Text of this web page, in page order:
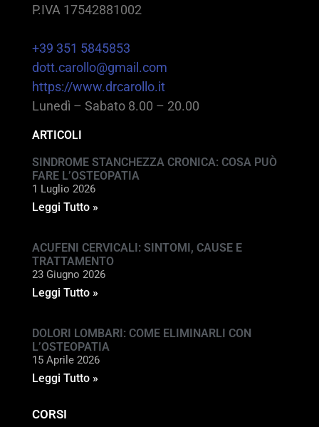
P.IVA 17542881002
+39 351 5845853
dott.carollo@gmail.com
https://www.drcarollo.it
Lunedì – Sabato 8.00 – 20.00
ARTICOLI
SINDROME STANCHEZZA CRONICA: COSA PUÒ
FARE L’OSTEOPATIA
1 Luglio 2026
Leggi Tutto »
ACUFENI CERVICALI: SINTOMI, CAUSE E
TRATTAMENTO
23 Giugno 2026
Leggi Tutto »
DOLORI LOMBARI: COME ELIMINARLI CON
L’OSTEOPATIA
15 Aprile 2026
Leggi Tutto »
CORSI